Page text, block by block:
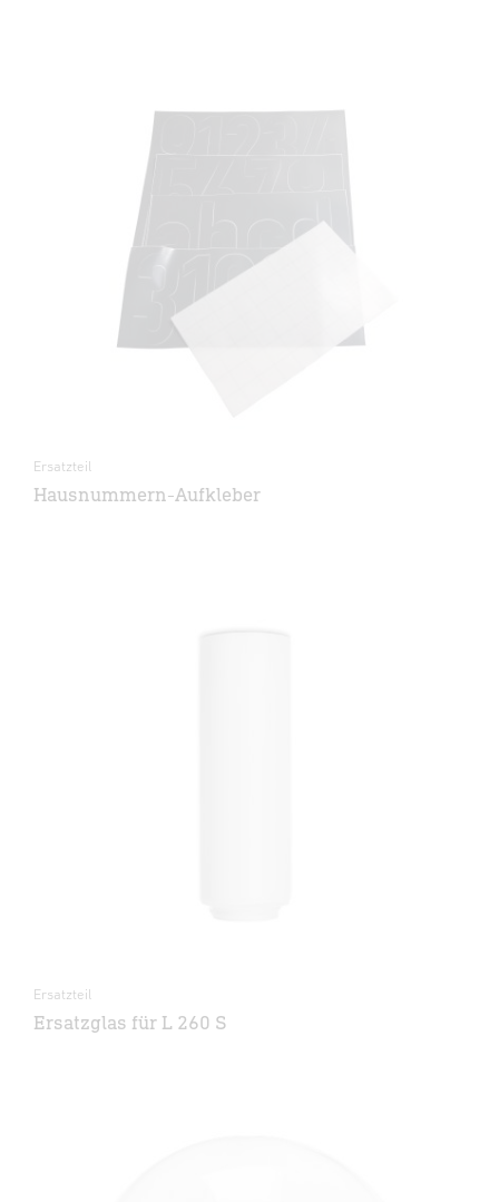
Ersatzteil
Hausnummern-Aufkleber
Ersatzteil
Ersatzglas für L 260 S